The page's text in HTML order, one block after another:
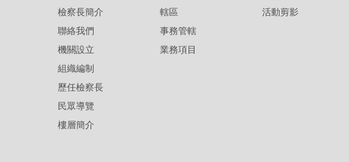
檢察長簡介
聯絡我們
機關設立
組織編制
歷任檢察長
民眾導覽
樓層簡介
轄區
事務管轄
業務項目
活動剪影